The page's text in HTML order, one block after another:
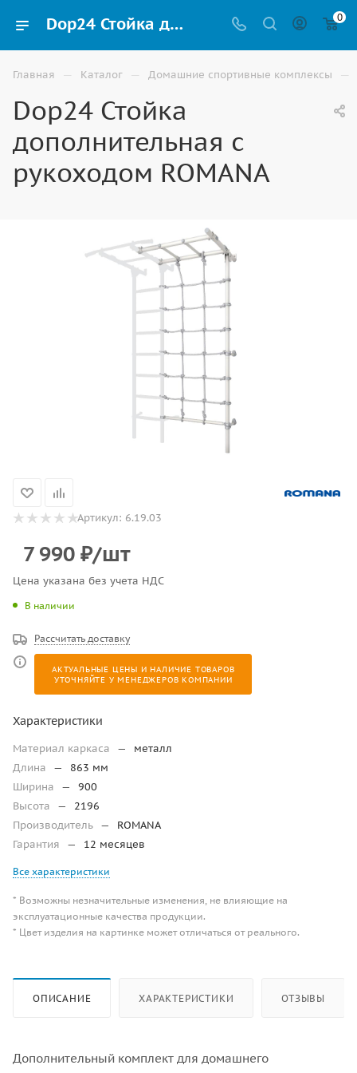
Dop24 Стойка дополнительная с рукоходом ROMANA купить для шведских стенок и домашних спортивных комплексов в Элисте 0
Главная — Каталог — Домашние спортивные комплексы —
Dop24 Стойка
дополнительная с
рукоходом ROMANA
Артикул: 6.19.03
7 990 ₽/шт
Цена указана без учета НДС
В наличии
Рассчитать доставку
АКТУАЛЬНЫЕ ЦЕНЫ И НАЛИЧИЕ ТОВАРОВ
УТОЧНЯЙТЕ У МЕНЕДЖЕРОВ КОМПАНИИ
Характеристики
Материал каркаса —
металл
Длина
—
863 мм
Ширина
—
900
Высота
—
2196
Производитель —
ROMANA
Гарантия
— 12 месяцев
Все характеристики
* Возможны незначительные изменения, не влияющие на
эксплуатационные качества продукции.
* Цвет изделия на картинке может отличаться от реального.
ОПИСАНИЕ ХАРАКТЕРИСТИКИ ОТЗЫВЫ
Дополнительный комплект для домашнего